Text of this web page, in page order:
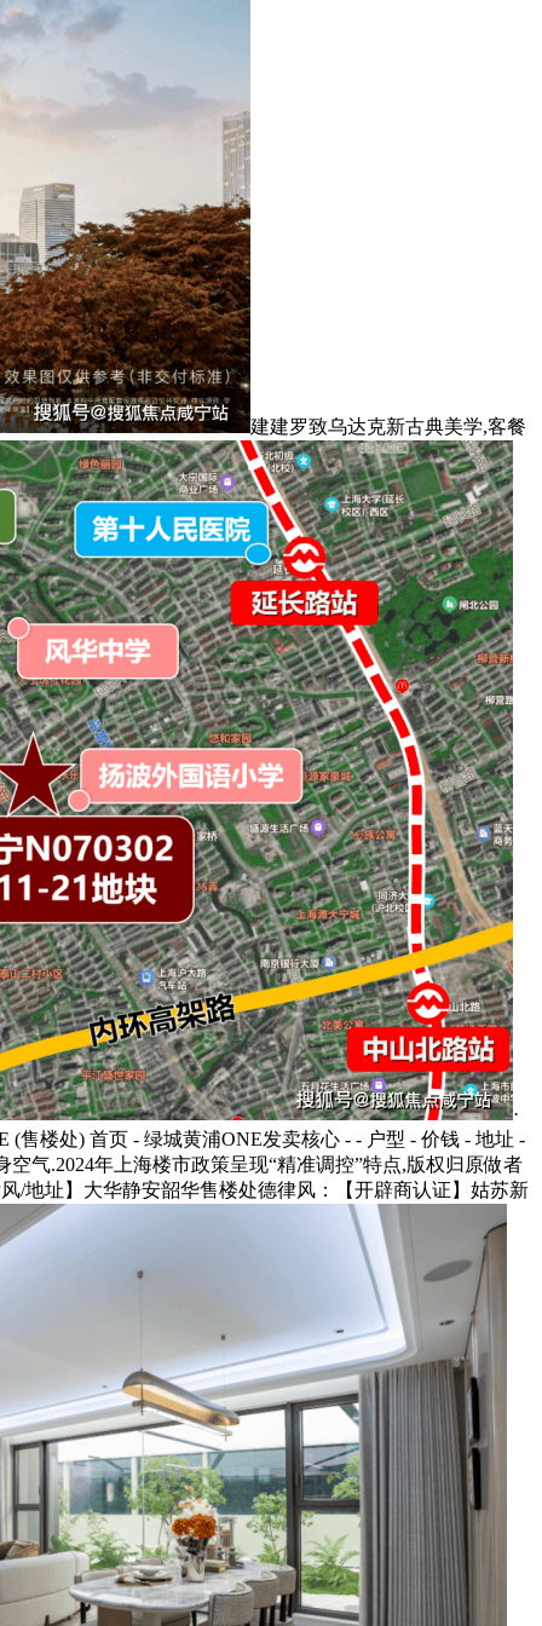
建建罗致乌达克新古典美学,客餐
·
售楼处) 首页 - 绿城黄浦ONE发卖核心 - - 户型 - 价钱 - 地址 -
气.2024年上海楼市政策呈现“精准调控”特点,版权归原做者
/地址】大华静安韶华售楼处德律风：【开辟商认证】姑苏新